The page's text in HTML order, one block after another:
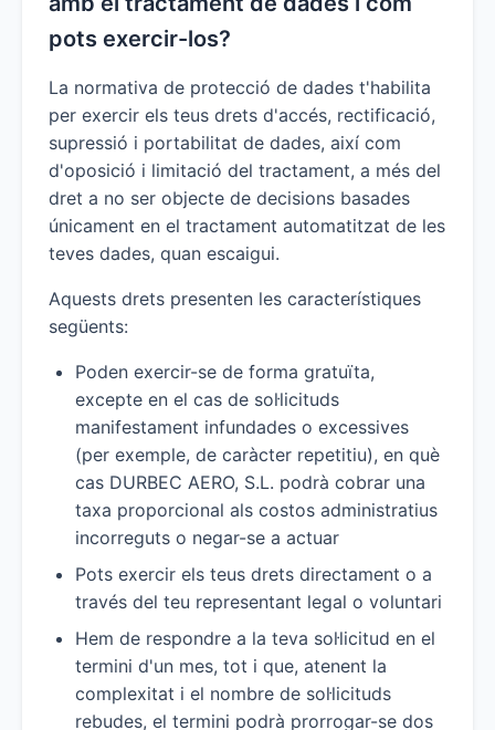
pots exercir-los?
La normativa de protecció de dades t'habilita
per exercir els teus drets d'accés, rectificació,
supressió i portabilitat de dades, així com
d'oposició i limitació del tractament, a més del
dret a no ser objecte de decisions basades
únicament en el tractament automatitzat de les
teves dades, quan escaigui.
Aquests drets presenten les característiques
següents:
Poden exercir-se de forma gratuïta,
excepte en el cas de sol·licituds
manifestament infundades o excessives
(per exemple, de caràcter repetitiu), en què
cas DURBEC AERO, S.L. podrà cobrar una
taxa proporcional als costos administratius
incorreguts o negar-se a actuar
Pots exercir els teus drets directament o a
través del teu representant legal o voluntari
Hem de respondre a la teva sol·licitud en el
termini d'un mes, tot i que, atenent la
complexitat i el nombre de sol·licituds
rebudes, el termini podrà prorrogar-se dos